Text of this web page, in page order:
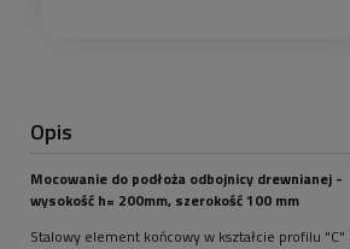
Opis
Mocowanie do podłoża odbojnicy drewnianej -
wysokość h= 200mm, szerokość 100 mm
Stalowy element końcowy w kształcie profilu